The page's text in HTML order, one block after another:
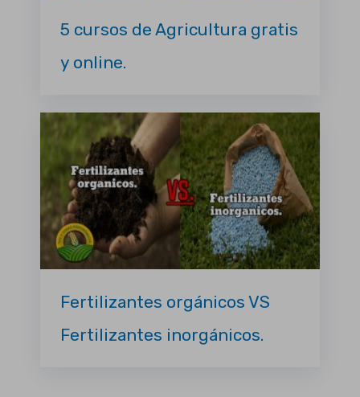
5 cursos de Agricultura gratis
y online.
Fertilizantes orgánicos VS
Fertilizantes inorgánicos.